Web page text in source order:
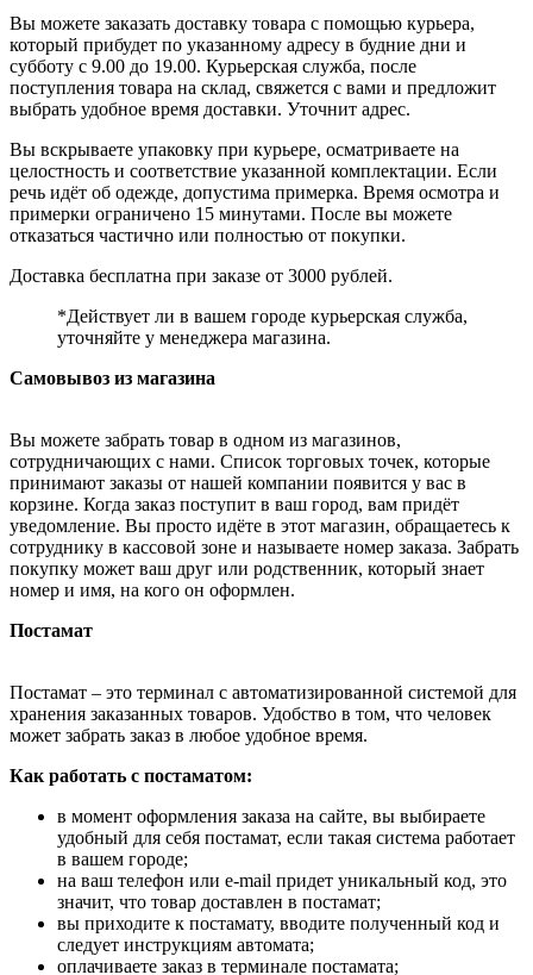
Вы можете заказать доставку товара с помощью курьера,
который прибудет по указанному адресу в будние дни и
субботу с 9.00 до 19.00. Курьерская служба, после
поступления товара на склад, свяжется с вами и предложит
выбрать удобное время доставки. Уточнит адрес.
Вы вскрываете упаковку при курьере, осматриваете на
целостность и соответствие указанной комплектации. Если
речь идёт об одежде, допустима примерка. Время осмотра и
примерки ограничено 15 минутами. После вы можете
отказаться частично или полностью от покупки.
Доставка бесплатна при заказе от 3000 рублей.
*Действует ли в вашем городе курьерская служба,
уточняйте у менеджера магазина.
Самовывоз из магазина
Вы можете забрать товар в одном из магазинов,
сотрудничающих с нами. Список торговых точек, которые
принимают заказы от нашей компании появится у вас в
корзине. Когда заказ поступит в ваш город, вам придёт
уведомление. Вы просто идёте в этот магазин, обращаетесь к
сотруднику в кассовой зоне и называете номер заказа. Забрать
покупку может ваш друг или родственник, который знает
номер и имя, на кого он оформлен.
Постамат
Постамат – это терминал с автоматизированной системой для
хранения заказанных товаров. Удобство в том, что человек
может забрать заказ в любое удобное время.
Как работать с постаматом:
в момент оформления заказа на сайте, вы выбираете
удобный для себя постамат, если такая система работает
в вашем городе;
на ваш телефон или e-mail придет уникальный код, это
значит, что товар доставлен в постамат;
вы приходите к постамату, вводите полученный код и
следует инструкциям автомата;
оплачиваете заказ в терминале постамата;